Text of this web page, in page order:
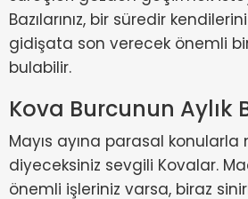
Bazılarınız, bir süredir
gidişata son verecek önemli
bulabilir.
Kova Burcunun Aylık
Mayıs ayına parasal
diyeceksiniz sevgili Kovalar.
önemli işleriniz varsa, biraz